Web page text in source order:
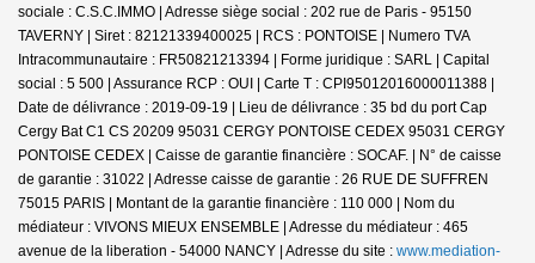
sociale : C.S.C.IMMO | Adresse siège social : 202 rue de Paris - 95150
TAVERNY | Siret : 82121339400025 | RCS : PONTOISE | Numero TVA
Intracommunautaire : FR50821213394 | Forme juridique : SARL | Capital
social : 5 500 | Assurance RCP : OUI | Carte T : CPI95012016000011388 |
Date de délivrance : 2019-09-19 | Lieu de délivrance : 35 bd du port Cap
Cergy Bat C1 CS 20209 95031 CERGY PONTOISE CEDEX 95031 CERGY
PONTOISE CEDEX | Caisse de garantie financière : SOCAF. | N° de caisse
de garantie : 31022 | Adresse caisse de garantie : 26 RUE DE SUFFREN
75015 PARIS | Montant de la garantie financière : 110 000 | Nom du
médiateur : VIVONS MIEUX ENSEMBLE | Adresse du médiateur : 465
avenue de la liberation - 54000 NANCY | Adresse du site : www.mediation-